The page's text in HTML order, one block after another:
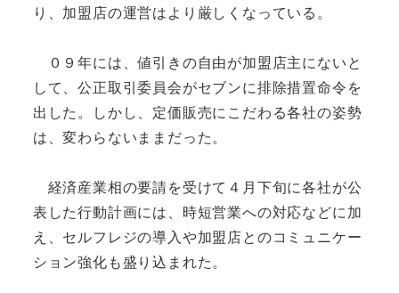
り、加盟店の運営はより厳しくなっている。
０９年には、値引きの自由が加盟店主にないと
して、公正取引委員会がセブンに排除措置命令を
出した。しかし、定価販売にこだわる各社の姿勢
は、変わらないままだった。
経済産業相の要請を受けて４月下旬に各社が公
表した行動計画には、時短営業への対応などに加
え、セルフレジの導入や加盟店とのコミュニケー
ション強化も盛り込まれた。